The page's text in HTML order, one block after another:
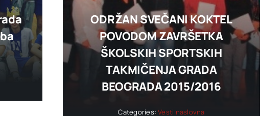
ODRŽAN SVEČANI KOKTEL
POVODOM ZAVRŠETKA
ŠKOLSKIH SPORTSKIH
TAKMIČENJA GRADA
BEOGRADA 2015/2016
Categories:Vesti naslovna